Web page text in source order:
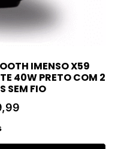
IMENSO X59
40W PRETO COM 2
SEM FIO